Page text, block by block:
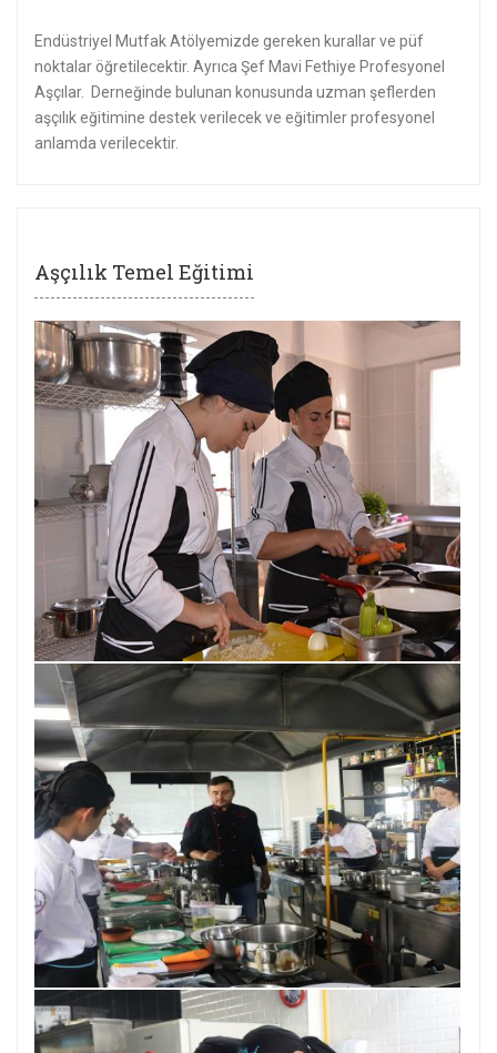
Endüstriyel Mutfak Atölyemizde gereken kurallar ve püf
noktalar öğretilecektir. Ayrıca Şef Mavi Fethiye Profesyonel
Aşçılar. Derneğinde bulunan konusunda uzman şeflerden
aşçılık eğitimine destek verilecek ve eğitimler profesyonel
anlamda verilecektir.
Aşçılık Temel Eğitimi